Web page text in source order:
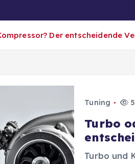
Der entscheidende
Tuning
Turbo
Turbo und